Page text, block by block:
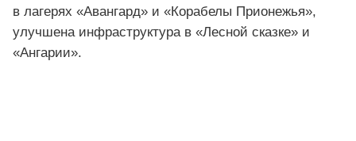
в лагерях «Авангард» и «Корабелы Прионежья»,
улучшена инфраструктура в «Лесной сказке» и
«Ангарии».